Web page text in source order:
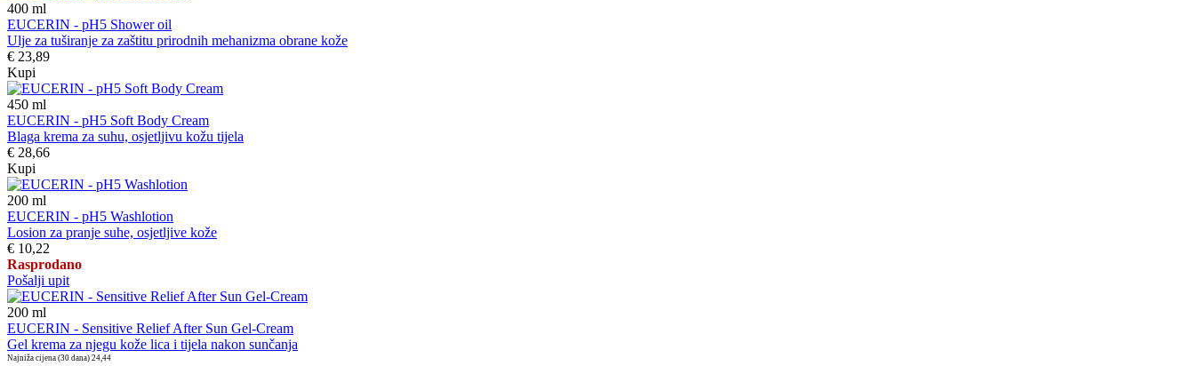
400 ml
EUCERIN - pH5 Shower oil
Ulje za tuširanje za zaštitu prirodnih mehanizma obrane kože
€ 23,89
Kupi
450 ml
EUCERIN - pH5 Soft Body Cream
Blaga krema za suhu, osjetljivu kožu tijela
€ 28,66
Kupi
200 ml
EUCERIN - pH5 Washlotion
Losion za pranje suhe, osjetljive kože
€ 10,22
Rasprodano
Pošalji upit
200 ml
EUCERIN - Sensitive Relief After Sun Gel-Cream
Gel krema za njegu kože lica i tijela nakon sunčanja
Najniža cijena (30 dana) 24,44